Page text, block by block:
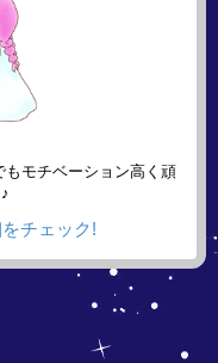
モチベーション高く頑
チェック!